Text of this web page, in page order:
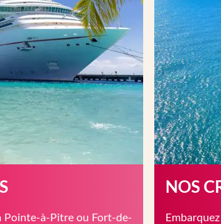
Pointe-à-Pitre ou Fort-de-
NOS